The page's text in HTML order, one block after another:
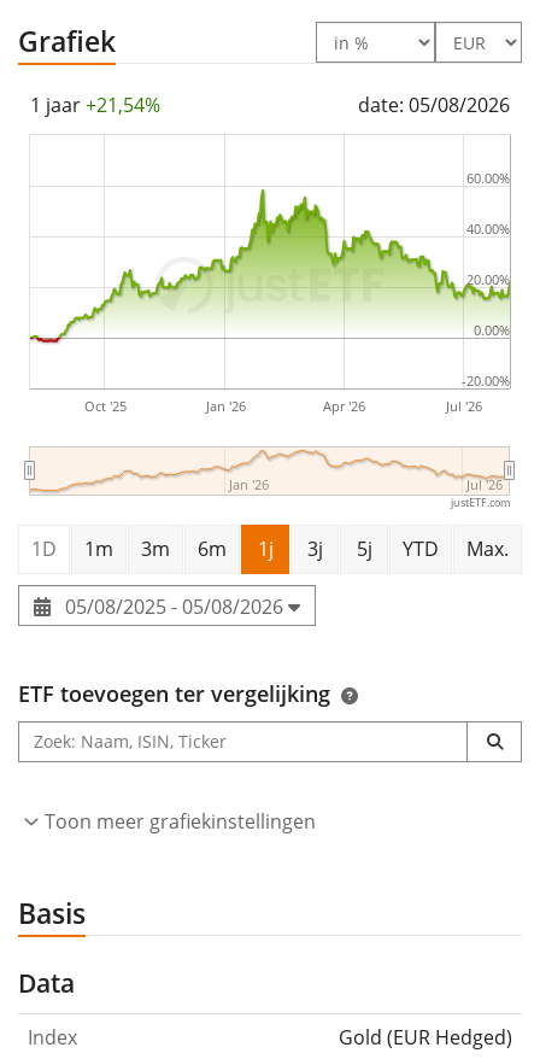
domiciled in Zwitserland.
Grafiek
1 jaar+21,54% date: 05/08/2026
Oct '25 Jan '26 Apr '26 Jul '26
Jan '26 Jul '26
-20.00%
0.00%
20.00%
40.00%
60.00%
justETF.com
1D 1m 3m 6m 1j 3j 5j YTD Max.
05/08/2025 - 05/08/2026
ETF toevoegen ter vergelijking
Toon meer grafiekinstellingen
Basis
Data
Index
Gold (EUR Hedged)